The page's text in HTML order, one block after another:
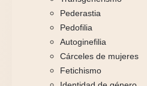
Pederastia
Pedofilia
Autoginefilia
Cárceles de mujeres
Fetichismo